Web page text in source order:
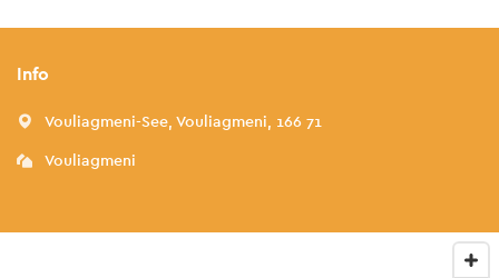
Info
Vouliagmeni-See, Vouliagmeni, 166 71
Vouliagmeni